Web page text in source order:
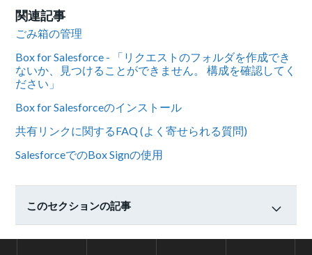
関連記事
ごみ箱の管理
Box for Salesforce - 「リクエストのフォルダを作成でき
ないか、見つけることができません。 構成を確認してく
ださい」
Box for Salesforceのインストール
共有リンクに関するFAQ (よく寄せられる質問)
SalesforceでのBox Signの使用
このセクションの記事